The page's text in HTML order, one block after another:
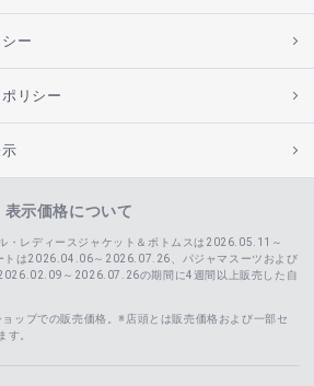
ー
リシー
表示価格について
・レディースジャケット＆ボトムスは2026.05.11～
は2026.04.06～2026.07.26、
パジャマスーツおよび
～2026.07.26の期間に4週間以上販売した自
ップでの販売価格。※店頭とは販売価格および一部セ
す。